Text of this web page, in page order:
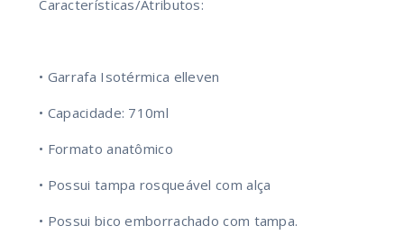
Características/Atributos:
• Garrafa Isotérmica elleven
• Capacidade: 710ml
• Formato anatômico
• Possui tampa rosqueável com alça
• Possui bico emborrachado com tampa.